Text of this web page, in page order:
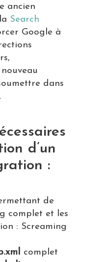
ancien
Search
Google à
dans
d’un
:
de
complet et les
: Screaming
complet